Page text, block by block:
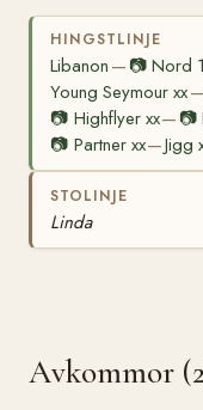
HINGSTLINJE
Libanon — 📷Nord
Young Seymour xx—
📷 Highflyer xx— 📷
📷 Partner xx—Jigg
STOLINJE
Linda
Avkommor